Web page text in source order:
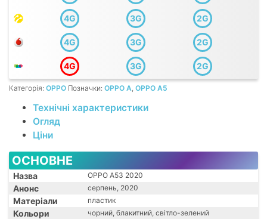
B3 FDD
(1800)
B7 FDD
(2600)
B8 FDD (900)
B1 (2100)
B3 (1800)
B8 (900)
4G 3G
2G
B3 FDD
(1800)
B7 FDD
(2600)
B8 FDD (900)
B1 (2100)
B3 (1800)
B8 (900)
4G 3G
2G
B3 FDD
(1800)
B7 FDD
(2600)
B8 FDD (900)
B1 (2100)
B3 (1800)
B8 (900)
4G 3G
2G
❌
B1 (2100)
B3 (1800)
Категорія: OPPO Позначки: OPPO A, OPPO A5
Технічні характеристики
Огляд
Ціни
ОСНОВНЕ
Назва OPPO A53 2020
Анонс серпень, 2020
Матеріали пластик
Кольори чорний, блакитний, світло-зелений